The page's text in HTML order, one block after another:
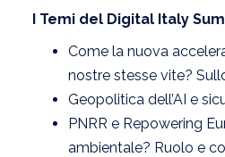
I Temi del Digital Italy
Come la nuova
nostre stesse vite?
Geopolitica dell’AI e
PNRR e Repowering
ambientale? Ruolo e